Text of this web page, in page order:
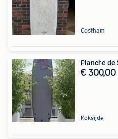
Oostham
Planche de
€ 300,00
Koksijde